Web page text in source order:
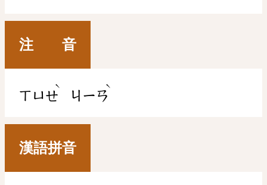
注 音
ㄒㄩㄝ
ˋ
ㄐㄧㄢ
ˋ
漢語拼音